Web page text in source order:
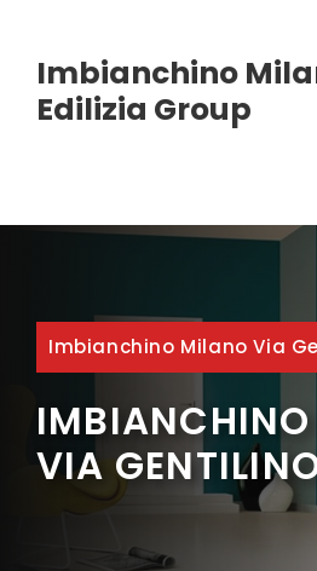
contenuto
Imbianchino
Edilizia Group
Imbianchino Milano Via
VIA